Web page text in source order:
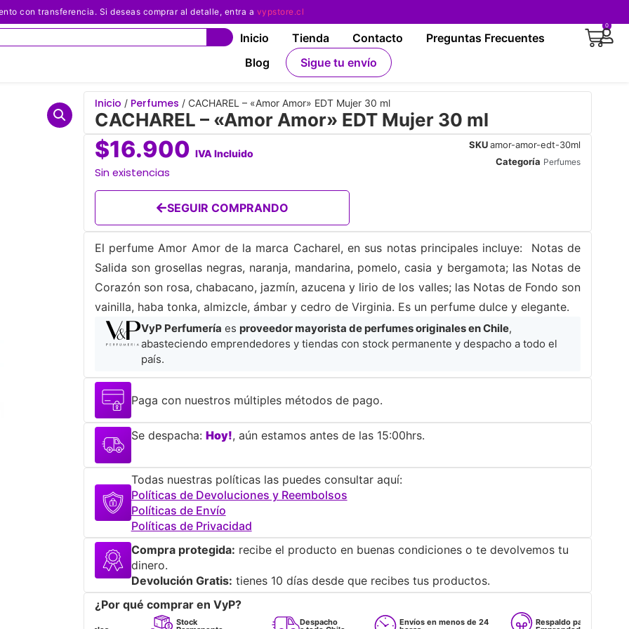
con transferencia. Si deseas comprar al detalle, entra a vypstore.cl
Inicio Tienda Contacto
Preguntas Frecuentes
Blog
Sigue tu envío
0
Inicio / Perfumes / CACHAREL – «Amor Amor» EDT Mujer 30 ml
CACHAREL – «Amor Amor» EDT Mujer 30 ml
$16.900 IVA Incluido
Sin existencias
SEGUIR COMPRANDO
SKUamor-amor-edt-30ml
Categoría Perfumes
El perfume Amor Amor de la marca Cacharel, en sus notas principales incluye: Notas de
Salida son grosellas negras, naranja, mandarina, pomelo, casia y bergamota; las Notas de
Corazón son rosa, chabacano, jazmín, azucena y lirio de los valles; las Notas de Fondo son
vainilla, haba tonka, almizcle, ámbar y cedro de Virginia. Es un perfume dulce y elegante.
VyP Perfumería es proveedor mayorista de perfumes originales en Chile,
abasteciendo emprendedores y tiendas con stock permanente y despacho a todo el
país.
Paga con nuestros múltiples métodos de pago.
Se despacha: Hoy!, aún estamos antes de las 15:00hrs.
Todas nuestras políticas las puedes consultar aquí:
Políticas de Devoluciones y Reembolsos
Políticas de Envío
Políticas de Privacidad
Compra protegida: recibe el producto en buenas condiciones o te devolvemos tu
dinero.
Devolución Gratis: tienes 10 días desde que recibes tus productos.
¿Por qué comprar en VyP?
Stock Despacho Envíos en menos de 24 Respaldo para